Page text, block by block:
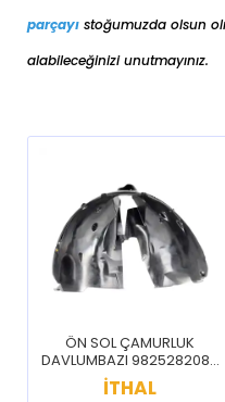
parçayı stoğumuzda olsun
alabileceğinizi unutmayınız.
ÖN SOL ÇAMURLUK
DAVLUMBAZI 9825282080
/ 3008 5008 16-20
İTHAL